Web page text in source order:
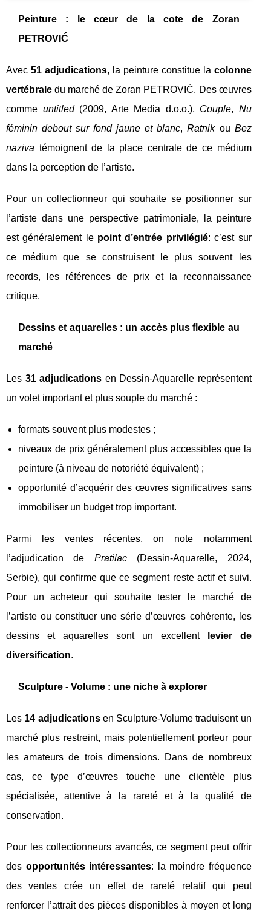
Peinture : le cœur de la cote de Zoran
PETROVIĆ
Avec 51 adjudications, la peinture constitue la colonne
vertébrale du marché de Zoran PETROVIĆ. Des œuvres
comme untitled(2009, Arte Media d.o.o.), Couple, Nu
féminin debout sur fond jaune et blanc,Ratnikou Bez
naziva témoignent de la place centrale de ce médium
dans la perception de l’artiste.
Pour un collectionneur qui souhaite se positionner sur
l’artiste dans une perspective patrimoniale, la peinture
est généralement le point d’entrée privilégié: c’est sur
ce médium que se construisent le plus souvent les
records, les références de prix et la reconnaissance
critique.
Dessins et aquarelles : un accès plus flexible au
marché
Les 31 adjudications en Dessin‑Aquarelle représentent
un volet important et plus souple du marché :
formats souvent plus modestes ;
niveaux de prix généralement plus accessibles que la
peinture (à niveau de notoriété équivalent) ;
opportunité d’acquérir des œuvres significatives sans
immobiliser un budget trop important.
Parmi les ventes récentes, on note notamment
l’adjudication de Pratilac(Dessin‑Aquarelle, 2024,
Serbie), qui confirme que ce segment reste actif et suivi.
Pour un acheteur qui souhaite tester le marché de
l’artiste ou constituer une série d’œuvres cohérente, les
dessins et aquarelles sont un excellent
levier de
diversification.
Sculpture - Volume : une niche à explorer
Les 14 adjudicationsen Sculpture‑Volume traduisent un
marché plus restreint, mais potentiellement porteur pour
les amateurs de trois dimensions. Dans de nombreux
cas, ce type d’œuvres touche une clientèle plus
spécialisée, attentive à la rareté et à la qualité de
conservation.
Pour les collectionneurs avancés, ce segment peut offrir
des opportunités intéressantes: la moindre fréquence
des ventes crée un effet de rareté relatif qui peut
renforcer l’attrait des pièces disponibles à moyen et long